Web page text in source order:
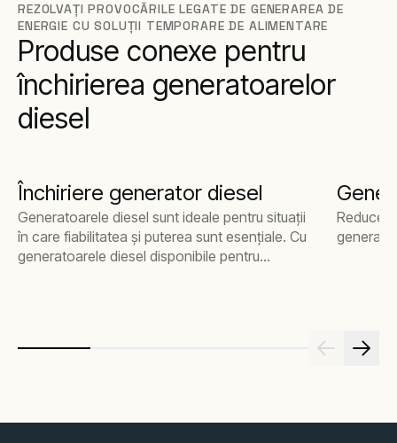
REZOLVAȚI PROVOCĂRILE LEGATE DE GENERAREA DE
ENERGIE CU SOLUȚII TEMPORARE DE ALIMENTARE
Produse conexe pentru
închirierea generatoarelor
diesel
Închiriere generator diesel
Generatoarele diesel sunt ideale pentru situații
în care fiabilitatea și puterea sunt esențiale. Cu
generatoarele diesel disponibile pentru
Reduceți